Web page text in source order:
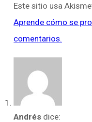
Este sitio usa
Aprende cómo se
comentarios.
Andrés dice: